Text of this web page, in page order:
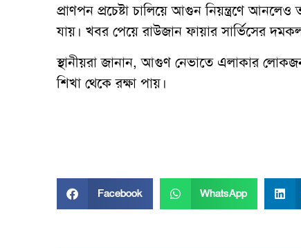
প্রাণপন প্রচেষ্টা চালিয়ে আগুন নিয়ন্ত্রণে
যায়। খবর পেয়ে রাউজান ফায়ার সার্ভিসের
স্থানীয়রা জানান, আগুণ নেভাতে এলাকার
শিখা থেকে রক্ষা পায়।
Facebook WhatsApp